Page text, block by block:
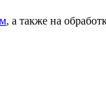
, а также на